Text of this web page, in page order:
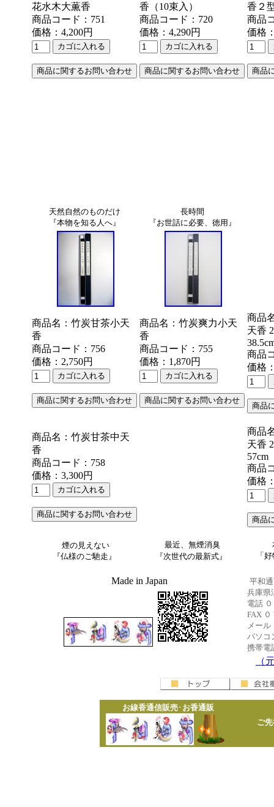
花水木大薫香
商品コード：751
価格：4,200円
香（10束入）
商品コード：720
価格：4,290円
香２
商品
価格
天然自然のものだけ
『本物を知る人へ』
長時間
『お世話に必要、徳用』
商品名：竹炭甘茶小天
香
商品コード：756
価格：2,750円
商品名：竹炭爽力小天
香
商品コード：755
価格：1,870円
商品
天香
商品
価格
商品名：竹炭甘茶中天
香
商品コード：758
価格：3,300円
商品
天香
57cm
商品
価格
煙の見えない
『仏様のご馳走』
最近、無煙消臭
『次世代の最新式』
「
Made in Japan
平和
兵庫県
電話
FAX
メー
パソコ
携帯電
（
お線香通信販売･ お香通販
ご